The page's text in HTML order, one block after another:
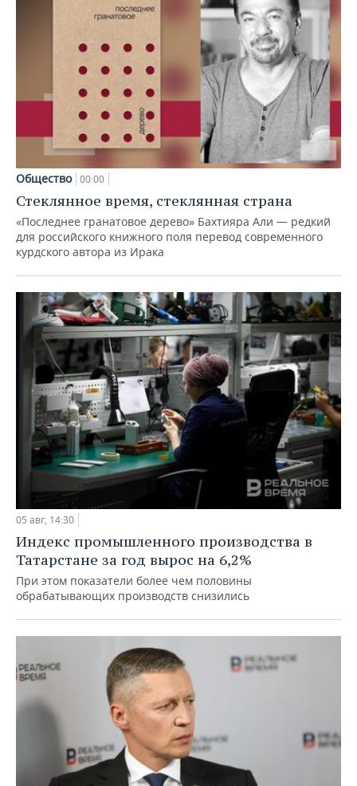
Общество 00:00
Стеклянное время, стеклянная страна
«Последнее гранатовое дерево» Бахтияра Али — редкий
для российского книжного поля перевод современного
курдского автора из Ирака
05 авг, 14:30
Индекс промышленного производства в
Татарстане за год вырос на 6,2%
При этом показатели более чем половины
обрабатывающих производств снизились